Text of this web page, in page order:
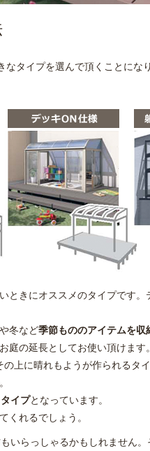
タイプを選んで頂くことになり
ときにオススメのタイプです
冬など季節もののアイテムを収
の延長としてお使い頂けます。
上に晴れもようが作られるタイ
イプとなっています。
くれるでしょう。
いらっしゃるかもしれません。